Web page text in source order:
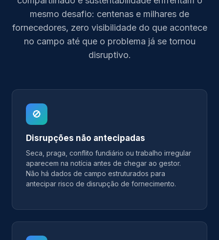
mesmo desafio: centenas e milhares de
fornecedores, zero visibilidade do que acontece
no campo até que o problema já se tornou
disruptivo.
🚫
Disrupções não antecipadas
Seca, praga, conflito fundiário ou trabalho irregular
aparecem na notícia antes de chegar ao gestor.
Não há dados de campo estruturados para
antecipar risco de disrupção de fornecimento.